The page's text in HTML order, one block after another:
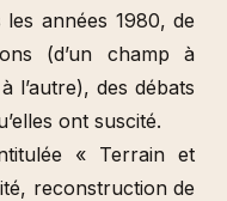
les années 1980, de
(d’un champ à
l’autre), des débats
ont suscité.
« Terrain et
reconstruction de